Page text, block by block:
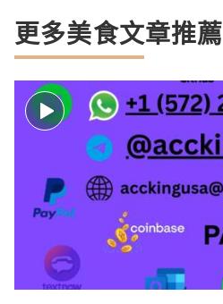
更多美食文章推薦